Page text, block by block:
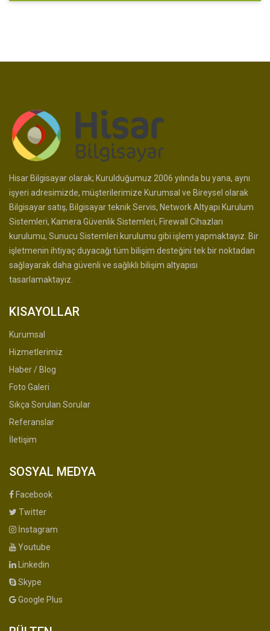
Hisar Bilgisayar olarak; Kurulduğumuz 2006 yılında bu yana, aynı
işyeri adresimizde, müşterilerimize Kurumsal ve Bireysel olarak
Bilgisayar satış, Bilgisayar teknik Servis, Network Altyapı Kurulum
Sistemleri, Kamera Güvenlik Sistemleri, Firewall Cihazları
kurulumu, Sunucu Sistemleri kurulumu gibi işlem yapmaktayız. Bir
işletmenin ihtiyaç duyacağı tüm bilişim desteğini tek bir noktadan
sağlayarak daha güvenli ve sağlıklı bilişim altyapısı
tasarlamaktayız.
KISAYOLLAR
Kurumsal
Hizmetlerimiz
Haber / Blog
Foto Galeri
Sıkça Sorulan Sorular
Referanslar
İletişim
SOSYAL MEDYA
Facebook
Twitter
İnstagram
Youtube
Linkedin
Skype
Google Plus